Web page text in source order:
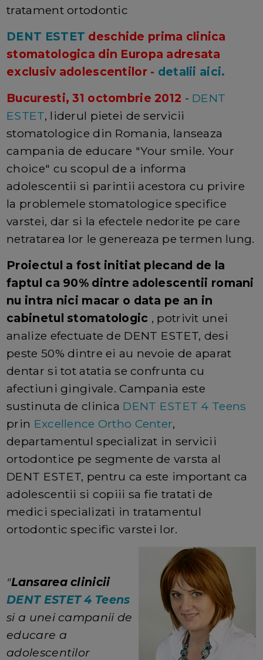
tratament ortodontic
DENT ESTET deschide prima clinica
stomatologica din Europa adresata
exclusiv adolescentilor - detalii aici.
Bucuresti, 31 octombrie 2012 - DENT
ESTET, liderul pietei de servicii
stomatologice din Romania, lanseaza
campania de educare "Your smile. Your
choice" cu scopul de a informa
adolescentii si parintii acestora cu privire
la problemele stomatologice specifice
varstei, dar si la efectele nedorite pe care
netratarea lor le genereaza pe termen lung.
Proiectul a fost initiat plecand de la
faptul ca 90% dintre adolescentii romani
nu intra nici macar o data pe an in
cabinetul stomatologic , potrivit unei
analize efectuate de DENT ESTET, desi
peste 50% dintre ei au nevoie de aparat
dentar si tot atatia se confrunta cu
afectiuni gingivale. Campania este
sustinuta de clinica DENT ESTET 4 Teens
prin Excellence Ortho Center,
departamentul specializat in servicii
ortodontice pe segmente de varsta al
DENT ESTET, pentru ca este important ca
adolescentii si copiii sa fie tratati de
medici specializati in tratamentul
ortodontic specific varstei lor.
"Lansarea clinicii
DENT ESTET 4 Teens
si a unei campanii de
educare a
adolescentilor